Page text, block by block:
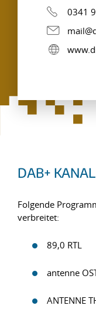
0341
DAB+
Folgende
verbreitet:
89,0 RTL
antenne
ANTENNE